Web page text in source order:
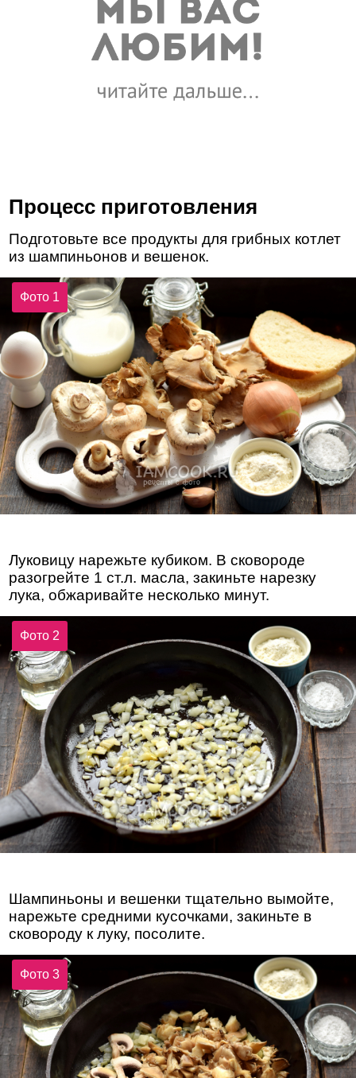
Процесс приготовления
Подготовьте все продукты для грибных котлет
из шампиньонов и вешенок.
Фото 1
Луковицу нарежьте кубиком. В сковороде
разогрейте 1 ст.л. масла, закиньте нарезку
лука, обжаривайте несколько минут.
Фото 2
Шампиньоны и вешенки тщательно вымойте,
нарежьте средними кусочками, закиньте в
сковороду к луку, посолите.
Фото 3